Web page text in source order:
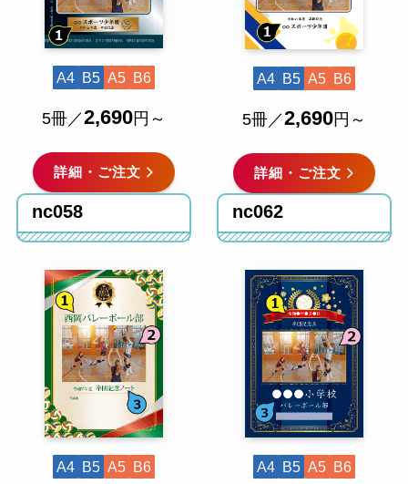
A4 B5 A5 B6
5冊／2,690円～
詳細・ご注文
A4 B5 A5 B6
5冊／2,690円～
詳細・ご注文
nc058
A4 B5 A5 B6
nc062
A4 B5 A5 B6